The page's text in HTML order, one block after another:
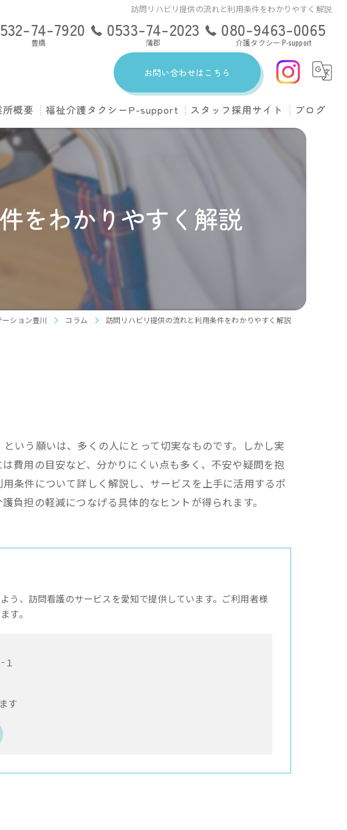
訪問リハビリ提供の流れと利用条件をわかりやすく解説
74-7920
豊橋
0533-74-2023
蒲郡
080-9463-0065
介護タクシー P-support
お問い合わせはこちら
概要
問看護ステーションともに豊川
看護ステーションともに豊橋出張所
問看護ステーションともに蒲郡
福祉介護タクシーP-support
P-supportのサービス
よくある質問
運営会社概要
利用料金について
専任ドライバー
看護師同行サービス
旅行・長距離移動サポート
スタッフ採用サイト ブログ
をわかりやすく解説
ション豊川 コラム 訪問リハビリ提供の流れと利用条件をわかりやすく解説
いう願いは、多くの人にとって切実なものです。しかし実
費用の目安など、分かりにくい点も多く、不安や疑問を抱
条件について詳しく解説し、サービスを上手に活用するポ
負担の軽減につなげる具体的なヒントが得られます。
う、訪問看護のサービスを愛知で提供しています。ご利用者様
す。
す